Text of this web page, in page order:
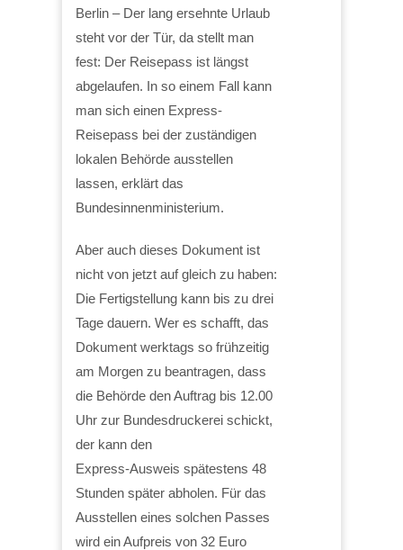
Berlin – Der lang ersehnte Urlaub
steht vor der Tür, da stellt man
fest: Der Reisepass ist längst
abgelaufen. In so einem Fall kann
man sich einen Express-
Reisepass bei der zuständigen
lokalen Behörde ausstellen
lassen, erklärt das
Bundesinnenministerium.
Aber auch dieses Dokument ist
nicht von jetzt auf gleich zu haben:
Die Fertigstellung kann bis zu drei
Tage dauern. Wer es schafft, das
Dokument werktags so frühzeitig
am Morgen zu beantragen, dass
die Behörde den Auftrag bis 12.00
Uhr zur Bundesdruckerei schickt,
der kann den
Express-Ausweis spätestens 48
Stunden später abholen. Für das
Ausstellen eines solchen Passes
wird ein Aufpreis von 32 Euro